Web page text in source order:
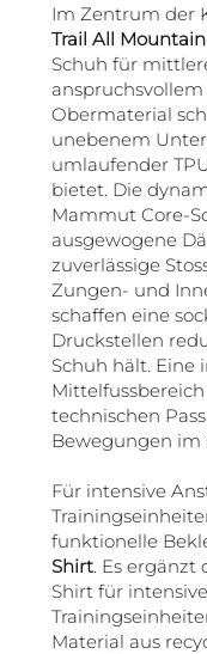
Im Zentrum der
Trail All
Schuh für
Obermaterial
unebenem
umlaufender
bietet. Die
Mammut Core-
ausgewogene
zuverlässige
Zungen- und
schaffen eine
Druckstellen
Schuh hält.
technischen
Bewegungen im
Für intensive
funktionelle
Shirt. Es ergänzt
Shirt für
Material aus